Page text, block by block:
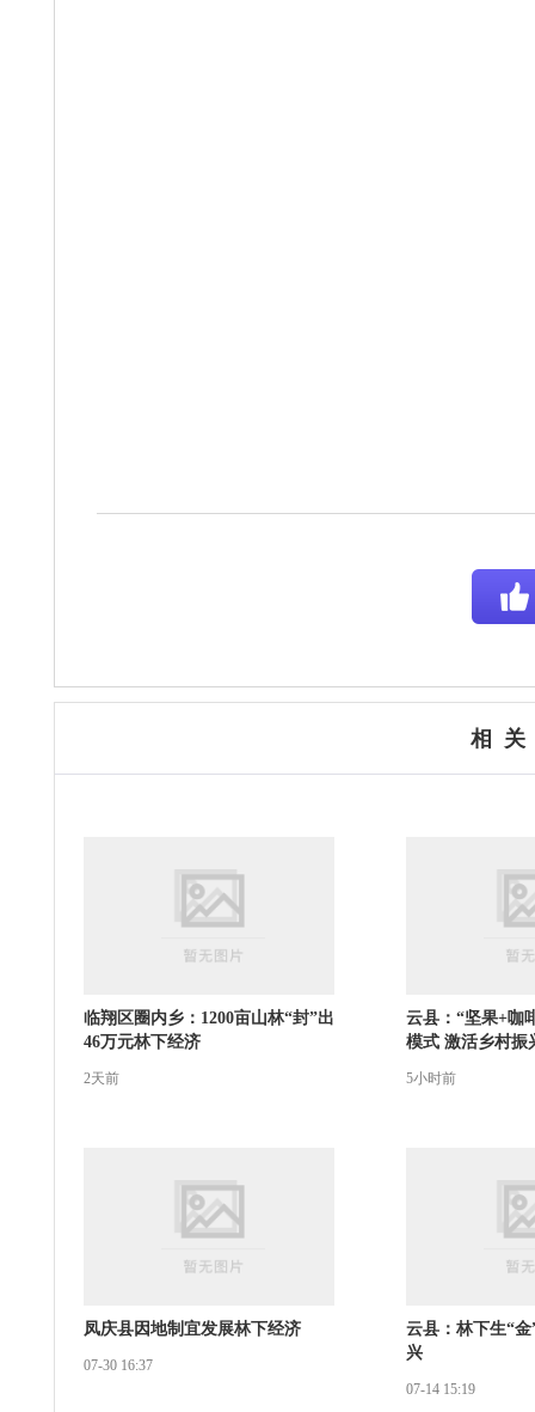
相 关
临翔区圈内乡：1200亩山林“封”出
46万元林下经济
2天前
云县：“坚果+咖
模式 激活乡村振
5小时前
凤庆县因地制宜发展林下经济
07-30 16:37
云县：林下生“
兴
07-14 15:19